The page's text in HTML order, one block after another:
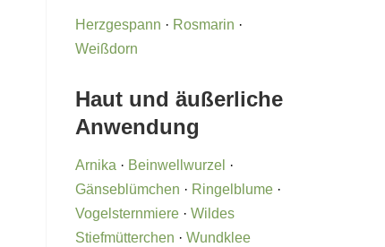
Herzgespann · Rosmarin ·
Weißdorn
Haut und äußerliche
Anwendung
Arnika · Beinwellwurzel ·
Gänseblümchen · Ringelblume·
Vogelsternmiere· Wildes
Stiefmütterchen · Wundklee